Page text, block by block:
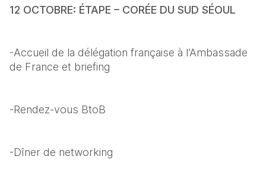
12 OCTOBRE: ÉTAPE – CORÉE DU SUD SÉOUL
-Accueil de la délégation française à l’Ambassade
de France et briefing
-Rendez-vous BtoB
-Dîner de networking